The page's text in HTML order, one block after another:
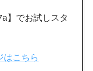
】でお試しスタ
はこちら